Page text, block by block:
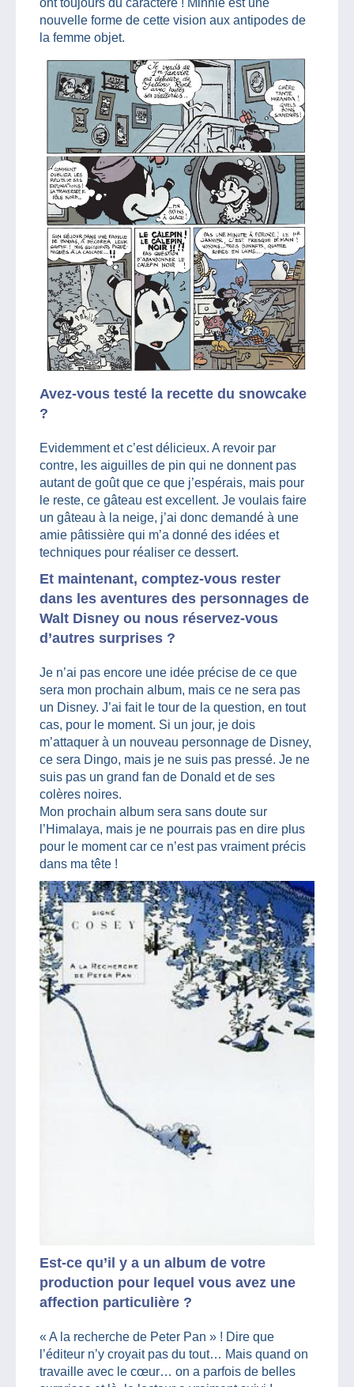
ont toujours du caractère ! Minnie est une
nouvelle forme de cette vision aux antipodes de
la femme objet.
Avez-vous testé la recette du snowcake
?
Evidemment et c’est délicieux. A revoir par
contre, les aiguilles de pin qui ne donnent pas
autant de goût que ce que j’espérais, mais pour
le reste, ce gâteau est excellent. Je voulais faire
un gâteau à la neige, j’ai donc demandé à une
amie pâtissière qui m’a donné des idées et
techniques pour réaliser ce dessert.
Et maintenant, comptez-vous rester
dans les aventures des personnages de
Walt Disney ou nous réservez-vous
d’autres surprises ?
Je n’ai pas encore une idée précise de ce que
sera mon prochain album, mais ce ne sera pas
un Disney. J’ai fait le tour de la question, en tout
cas, pour le moment. Si un jour, je dois
m’attaquer à un nouveau personnage de Disney,
ce sera Dingo, mais je ne suis pas pressé. Je ne
suis pas un grand fan de Donald et de ses
colères noires.
Mon prochain album sera sans doute sur
l’Himalaya, mais je ne pourrais pas en dire plus
pour le moment car ce n’est pas vraiment précis
dans ma tête !
Est-ce qu’il y a un album de votre
production pour lequel vous avez une
affection particulière ?
« A la recherche de Peter Pan » ! Dire que
l’éditeur n’y croyait pas du tout… Mais quand on
travaille avec le cœur… on a parfois de belles